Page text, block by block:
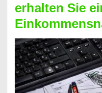
erhalten Sie